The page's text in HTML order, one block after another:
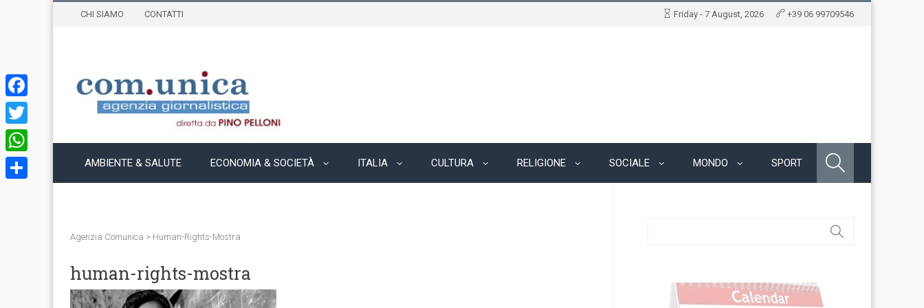
CHI SIAMO CONTATTI Friday - 7 August, 2026 +39 06 99709546
AMBIENTE & SALUTE ECONOMIA & SOCIETÀ ITALIA CULTURA RELIGIONE SOCIALE MONDO SPORT
Agenzia Comunica > Human-Rights-Mostra
human-rights-mostra
Facebook
Twitter
WhatsApp